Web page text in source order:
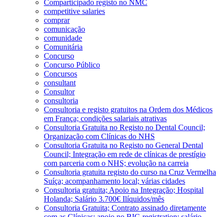
Comparticipado registo no NMC
competitive salaries
comprar
comunicação
comunidade
Comunitária
Concurso
Concurso Público
Concursos
consultant
Consultor
consultoria
Consultoria e registo gratuitos na Ordem dos Médicos
em França; condições salariais atrativas
Consultoria Gratuita no Registo no Dental Council;
Organização com Clínicas do NHS
Consultoria Gratuita no Registo no General Dental
Council; Integração em rede de clínicas de prestígio
com parceria com o NHS; evolução na carreia
Consultoria gratuita registo do curso na Cruz Vermelha
Suíça; acompanhamento local; várias cidades
Consultoria gratuita; Apoio na Integração; Hospital
Holanda; Salário 3.700€ Ilíquidos/mês
Consultoria Gratuita; Contrato assinado diretamente